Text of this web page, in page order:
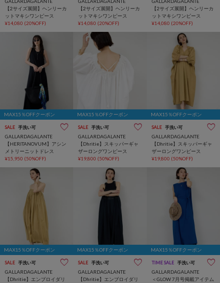
【2サイズ展開】ヘンリーカ
ットマキシワンピース
¥14,080 (20%OFF)
【2サイズ展開】ヘンリーカ
ットマキシワンピース
¥14,080 (20%OFF)
【2サイズ展開】ヘンリーカ
ットマキシワンピース
¥14,080 (20%OFF)
MAX15％OFFクーポン
SALE 手洗い可
GALLARDAGALANTE
【HERITANOVUM】アシン
メトリーニットドレス
¥15,950 (50%OFF)
MAX15％OFFクーポン
SALE 手洗い可
GALLARDAGALANTE
【Dhritie】スキッパーギャ
ザーロングワンピース
¥19,800 (50%OFF)
MAX15％OFFクーポン
SALE 手洗い可
GALLARDAGALANTE
【Dhritie】スキッパーギャ
ザーロングワンピース
¥19,800 (50%OFF)
MAX15％OFFクーポン
SALE 手洗い可
GALLARDAGALANTE
【Dhritie】エンブロイダリ
MAX15％OFFクーポン
SALE 手洗い可
GALLARDAGALANTE
【Dhritie】エンブロイダリ
MAX15％OFFクーポン
TIME SALE 手洗い可
GALLARDAGALANTE
＜GLOW 7月号掲載アイテム